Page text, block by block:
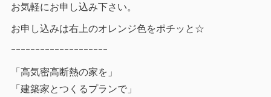
お気軽にお申し込み下さい。
お申し込みは右上のオレンジ色をポチッと☆
ｰｰｰｰｰｰｰｰｰｰｰｰｰｰｰｰｰｰｰｰ
「高気密高断熱の家を」
「建築家とつくるプランで」